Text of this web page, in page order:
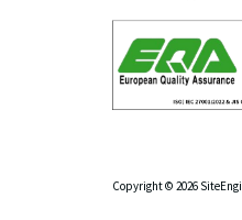
Copyright © 2026